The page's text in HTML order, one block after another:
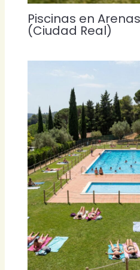
Piscinas en
(Ciudad Real)